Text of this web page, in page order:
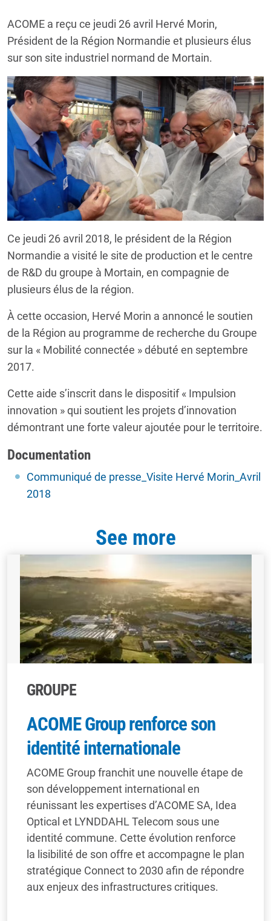
ACOME a reçu ce jeudi 26 avril Hervé Morin,
Président de la Région Normandie et plusieurs élus
sur son site industriel normand de Mortain.
Ce jeudi 26 avril 2018, le président de la Région
Normandie a visité le site de production et le centre
de R&D du groupe à Mortain, en compagnie de
plusieurs élus de la région.
À cette occasion, Hervé Morin a annoncé le soutien
de la Région au programme de recherche du Groupe
sur la « Mobilité connectée » débuté en septembre
2017.
Cette aide s’inscrit dans le dispositif « Impulsion
innovation » qui soutient les projets d’innovation
démontrant une forte valeur ajoutée pour le territoire.
Documentation
Communiqué de presse_Visite Hervé Morin_Avril
2018
See more
GROUPE
ACOME Group renforce son
identité internationale
ACOME Group franchit une nouvelle étape de
son développement international en
réunissant les expertises d’ACOME SA, Idea
Optical et LYNDDAHL Telecom sous une
identité commune. Cette évolution renforce
la lisibilité de son offre et accompagne le plan
stratégique Connect to 2030 afin de répondre
aux enjeux des infrastructures critiques.